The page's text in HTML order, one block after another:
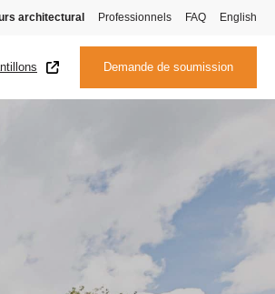
architectural Professionnels FAQ English
Demande de soumission